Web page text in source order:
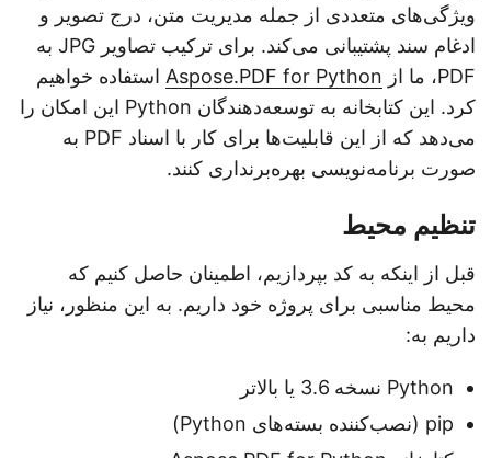
ویژگی‌های متعددی از جمله مدیریت متن، درج تصویر و
ادغام سند پشتیبانی می‌کند. برای ترکیب تصاویر JPG به
PDF، ما از
Aspose.PDF for Pythonاستفاده خواهیم
کرد. این کتابخانه به توسعه‌دهندگان Python این امکان را
می‌دهد که از این قابلیت‌ها برای کار با اسناد PDF به
صورت برنامه‌نویسی بهره‌برنداری کنند.
تنظیم محیط
قبل از اینکه به کد بپردازیم، اطمینان حاصل کنیم که
محیط مناسبی برای پروژه خود داریم. به این منظور، نیاز
داریم به:
Python نسخه 3.6 یا بالاتر
pip (نصب‌کننده بسته‌های Python)